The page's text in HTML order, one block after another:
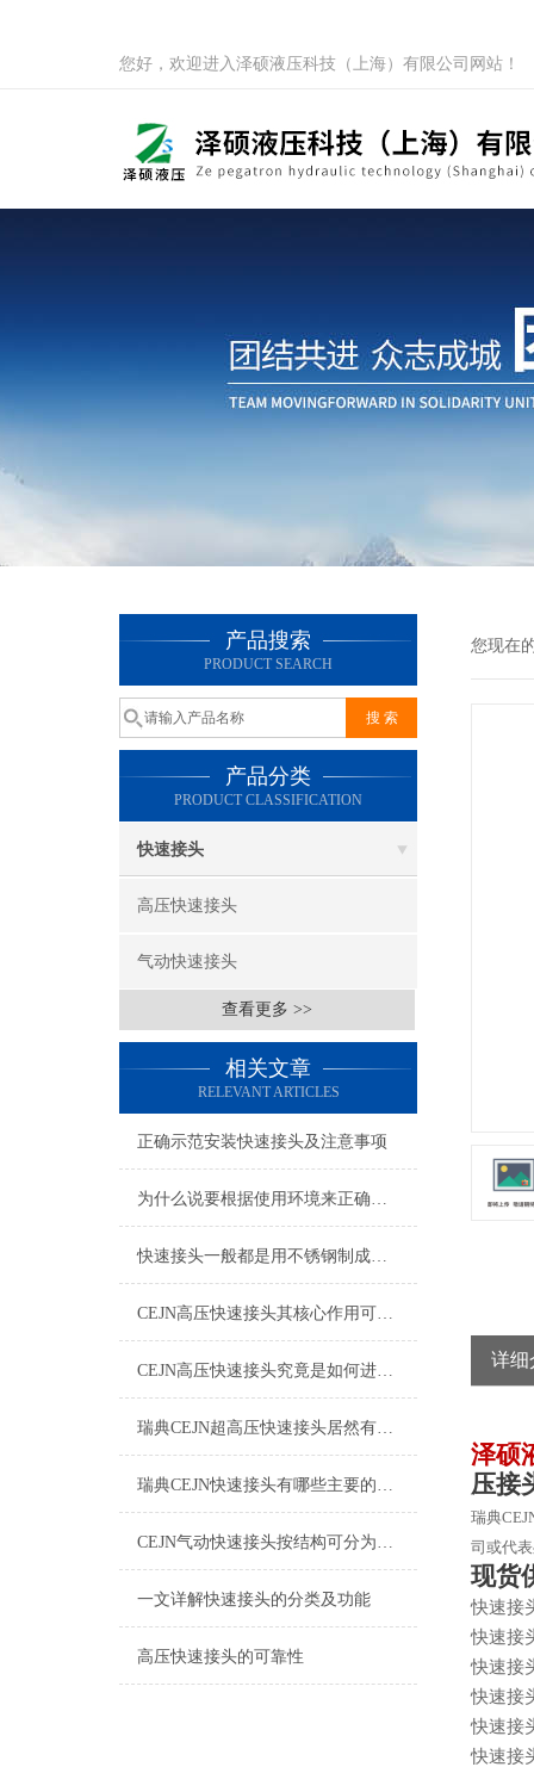
您好，欢迎进入泽硕液压科技（上海）有限公司网站！
产品搜索
PRODUCT SEARCH
产品分类
PRODUCT CLASSIFICATION
快速接头
高压快速接头
气动快速接头
查看更多 >>
相关文章
RELEVANT ARTICLES
正确示范安装快速接头及注意事项
为什么说要根据使用环境来正确的选择快速接头呢？
快速接头一般都是用不锈钢制成，那么该如何清洗维护呢？
CEJN高压快速接头其核心作用可归纳为以下方面
CEJN高压快速接头究竟是如何进行安装的呢？
瑞典CEJN超高压快速接头居然有如此广泛的应用领域
瑞典CEJN快速接头有哪些主要的优势呢？
CEJN气动快速接头按结构可分为哪几种类型呢？
一文详解快速接头的分类及功能
高压快速接头的可靠性
您现在
详细
泽硕
压接
瑞典
司或代
现货
快速接
快速接
快速接
快速接
快速接
快速接